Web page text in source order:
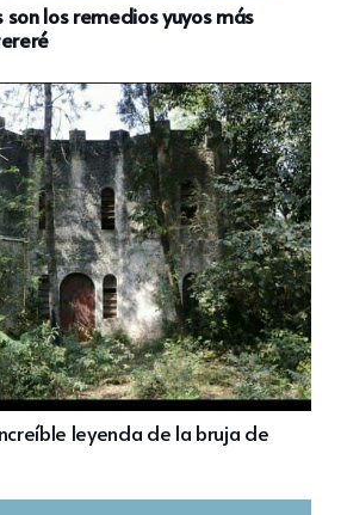
son los remedios yuyos más
leyenda de la bruja de